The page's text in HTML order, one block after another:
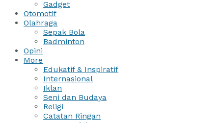
Gadget
Otomotif
Olahraga
Sepak Bola
Badminton
Opini
More
Edukatif & Inspiratif
Internasional
Iklan
Seni dan Budaya
Religi
Catatan Ringan